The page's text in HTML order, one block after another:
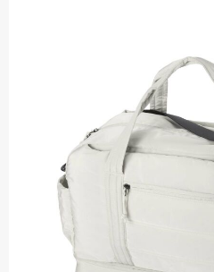
Persoonlijke verzorging
Verpakkingen
Pashouders